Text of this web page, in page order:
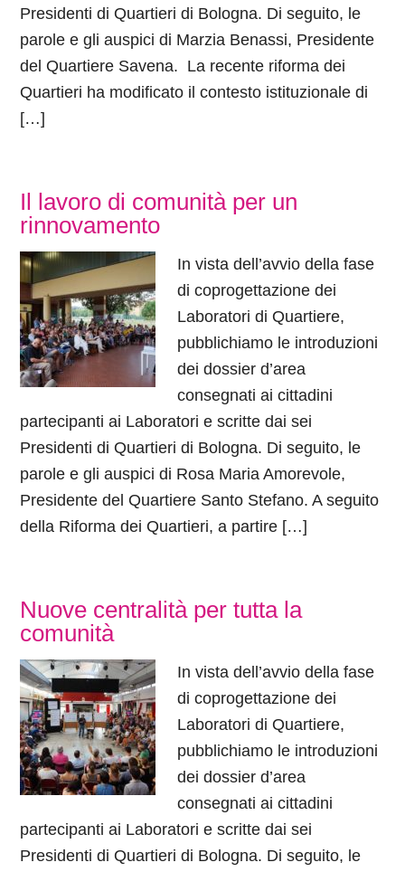
Presidenti di Quartieri di Bologna. Di seguito, le
parole e gli auspici di Marzia Benassi, Presidente
del Quartiere Savena. La recente riforma dei
Quartieri ha modificato il contesto istituzionale di
[…]
Il lavoro di comunità per un
rinnovamento
In vista dell’avvio della fase
di coprogettazione dei
Laboratori di Quartiere,
pubblichiamo le introduzioni
dei dossier d’area
consegnati ai cittadini
partecipanti ai Laboratori e scritte dai sei
Presidenti di Quartieri di Bologna. Di seguito, le
parole e gli auspici di Rosa Maria Amorevole,
Presidente del Quartiere Santo Stefano. A seguito
della Riforma dei Quartieri, a partire […]
Nuove centralità per tutta la
comunità
In vista dell’avvio della fase
di coprogettazione dei
Laboratori di Quartiere,
pubblichiamo le introduzioni
dei dossier d’area
consegnati ai cittadini
partecipanti ai Laboratori e scritte dai sei
Presidenti di Quartieri di Bologna. Di seguito, le